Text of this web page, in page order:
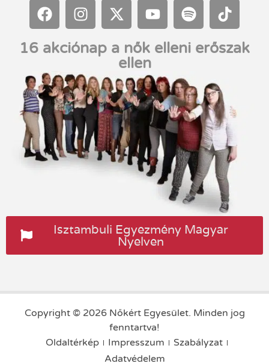
16 akciónap a nők elleni erőszak
ellen
Isztambuli Egyezmény Magyar
Nyelven
Copyright © 2026 Nőkért Egyesület. Minden jog
fenntartva!
Oldaltérkép
Impresszum
Szabályzat
Adatvédelem